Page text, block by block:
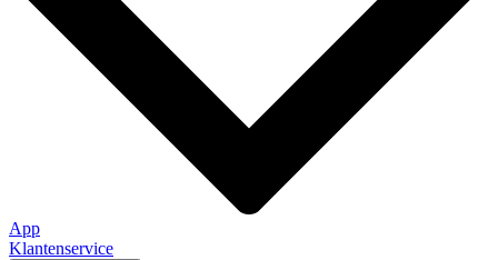
App
Klantenservice